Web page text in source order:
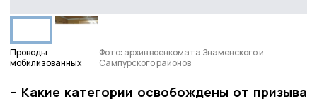
Проводы
мобилизованных
Фото: архив военкомата Знаменского и
Сампурского районов
– Какие категории освобождены от призыва